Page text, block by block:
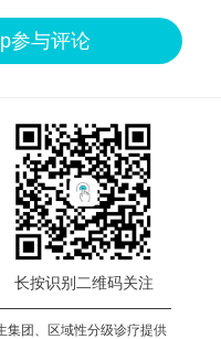
参与评论
长按识别二维码关注
集团、区域性分级诊疗提供